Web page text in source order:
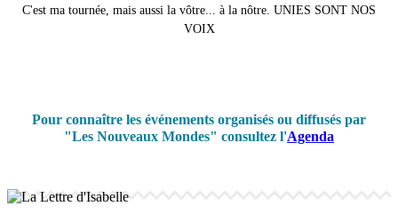
C'est ma tournée, mais aussi la vôtre... à la nôtre. UNIES SONT NOS
VOIX
Pour connaître les événements organisés ou diffusés par
"Les Nouveaux Mondes" consultez l'Agenda